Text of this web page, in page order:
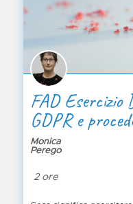
FAD
GDPR e
PRATICA
Monica
Perego
2 ore